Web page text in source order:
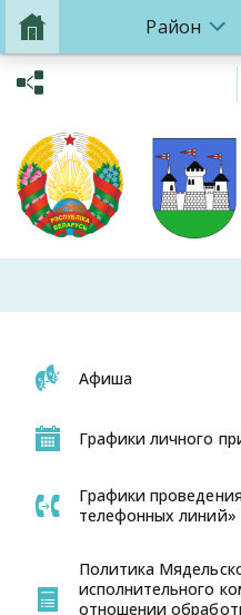
Район
Афиша
Графики личного
Графики
телефонных линий»
Политика
исполнительного
отношении